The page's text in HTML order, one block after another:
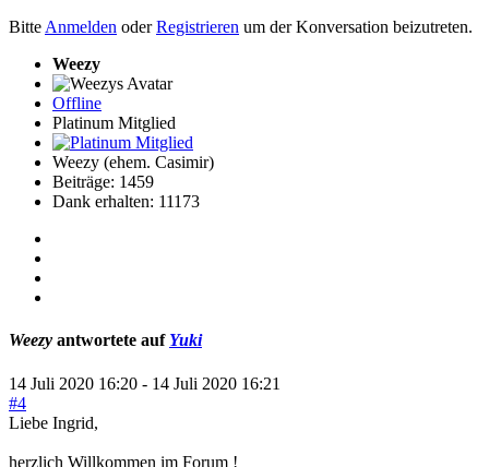
Bitte Anmelden oderRegistrieren um der Konversation beizutreten.
Weezy
Offline
Platinum Mitglied
Weezy (ehem. Casimir)
Beiträge: 1459
Dank erhalten: 11173
Weezy antwortete auf Yuki
14 Juli 2020 16:20 - 14 Juli 2020 16:21
#4
Liebe Ingrid,
herzlich Willkommen im Forum !